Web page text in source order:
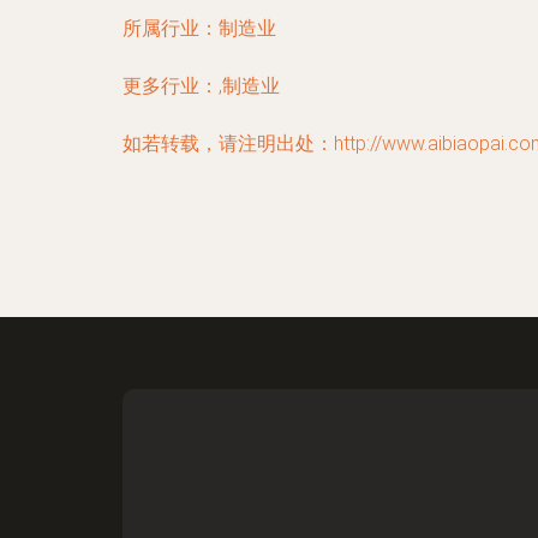
所属行业： 制造业
更多行业： ,制造业
如若转载，请注明出处：http://